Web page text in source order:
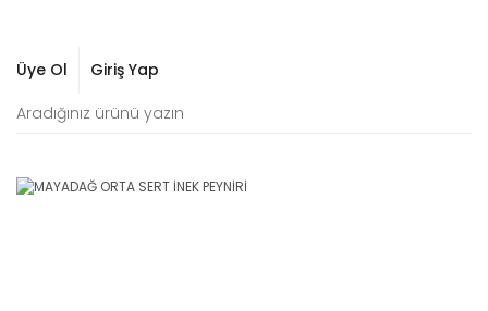
Üye Ol Giriş Yap